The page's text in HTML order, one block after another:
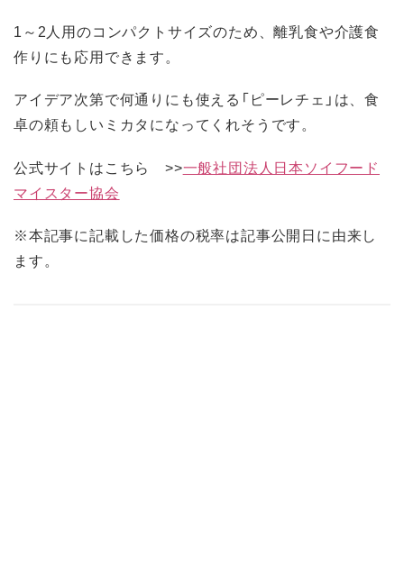
1～2人用のコンパクトサイズのため、離乳食や介護食
作りにも応用できます。
アイデア次第で何通りにも使える「ピーレチェ」は、食
卓の頼もしいミカタになってくれそうです。
公式サイトはこちら >>一般社団法人日本ソイフード
マイスター協会
※本記事に記載した価格の税率は記事公開日に由来し
ます。